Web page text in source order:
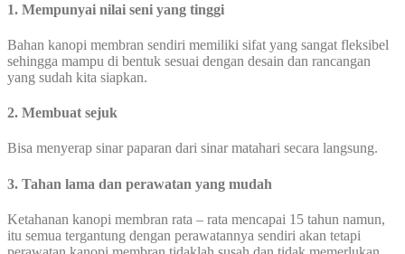
1. Mempunyai nilai seni yang tinggi
Bahan kanopi membran sendiri memiliki sifat yang sangat fleksibel
sehingga mampu di bentuk sesuai dengan desain dan rancangan
yang sudah kita siapkan.
2. Membuat sejuk
Bisa menyerap sinar paparan dari sinar matahari secara langsung.
3. Tahan lama dan perawatan yang mudah
Ketahanan kanopi membran rata – rata mencapai 15 tahun namun,
itu semua tergantung dengan perawatannya sendiri akan tetapi